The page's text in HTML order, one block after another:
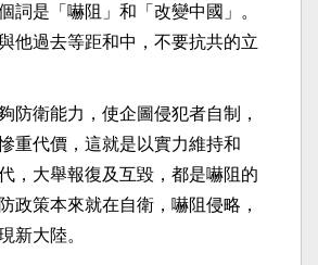
詞是「嚇阻」和「改變中國」。
他過去等距和中，不要抗共的立
防衛能力，使企圖侵犯者自制，
重代價，這就是以實力維持和
，大舉報復及互毀，都是嚇阻的
政策本來就在自衛，嚇阻侵略，
新大陸。